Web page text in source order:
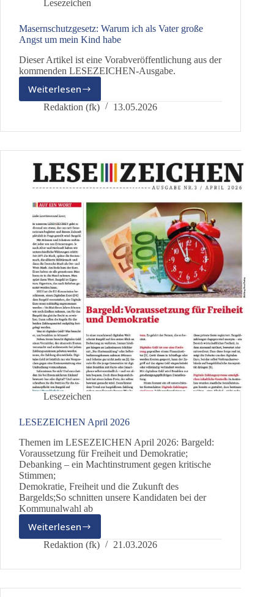
Lesezeichen
Masernschutzgesetz: Warum ich als Vater große
Angst um mein Kind habe
Dieser Artikel ist eine Vorabveröffentlichung aus der
kommenden LESEZEICHEN-Ausgabe.
WeiterlesenMasernschutzgesetz:
Warum
als
Angst
um
mein
Kind
habe
Redaktion (fk) 13.05.2026
Lesezeichen
LESEZEICHEN April 2026
Themen im LESEZEICHEN April 2026: Bargeld:
Voraussetzung für Freiheit und Demokratie;
Debanking – ein Machtinstrument gegen kritische
Stimmen;
Demokratie, Freiheit und die Zukunft des
Bargelds;So schnitten unsere Kandidaten bei der
Kommunalwahl ab
WeiterlesenLESEZEICHEN
April
Redaktion (fk) 21.03.2026